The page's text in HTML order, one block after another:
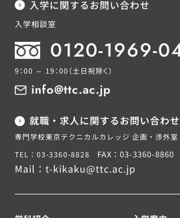
入学に関するお問い合わせ
入学相談室
0120-1969-
9：00 ～ 19：00 （土日祝除く）
info@ttc.ac.jp
就職・求人に関するお問い合わせ
専門学校東京テクニカルカレッジ 企画・渉外室
TEL：03-3360-8828
FAX：03-3360-8860
Mail： t-kikaku@ttc.ac.jp